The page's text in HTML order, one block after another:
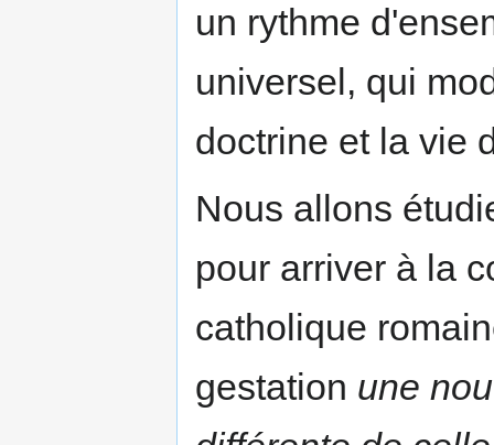
un rythme
universel, qui
doctrine et la vie
Nous allons
pour arriver à la
catholique
gestation une